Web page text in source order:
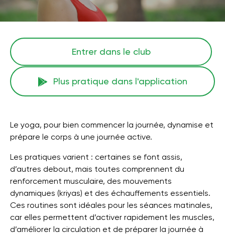
Entrer dans le club
Plus pratique dans l'application
Le yoga, pour bien commencer la journée, dynamise et
prépare le corps à une journée active.
Les pratiques varient : certaines se font assis,
d’autres debout, mais toutes comprennent du
renforcement musculaire, des mouvements
dynamiques (kriyas) et des échauffements essentiels.
Ces routines sont idéales pour les séances matinales,
car elles permettent d’activer rapidement les muscles,
d’améliorer la circulation et de préparer la journée à